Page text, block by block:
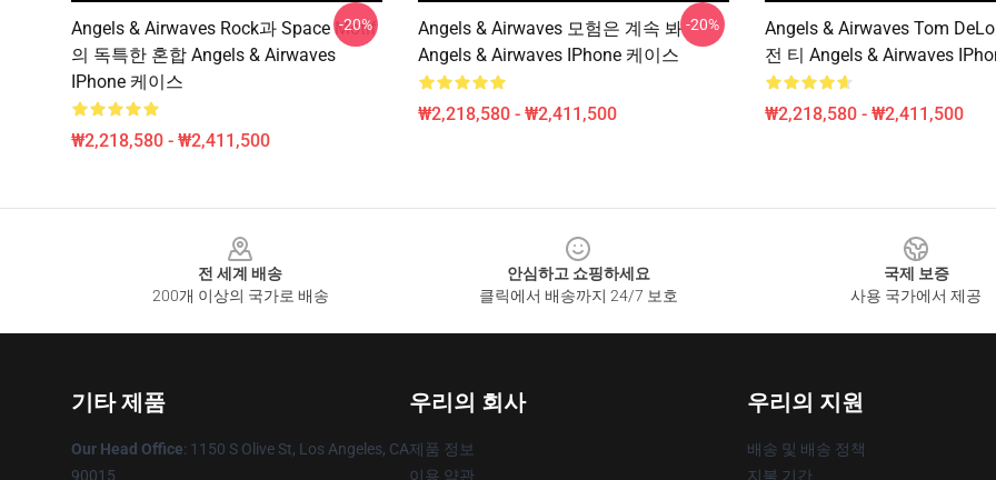
Angels & Airwaves Rock과 Space Motif
의 독특한 혼합 Angels & Airwaves
IPhone 케이스
₩2,218,580 - ₩2,411,500
-20%
Angels & Airwaves 모험은 계속 봐
Angels & Airwaves IPhone 케이스
₩2,218,580 - ₩2,411,500
-20%
Angels & Airwaves Tom
전 티 Angels & Airwaves
₩2,218,580 - ₩2,411,500
전 세계 배송
200개 이상의 국가로 배송
안심하고 쇼핑하세요
클릭에서 배송까지 24/7 보호
국제 보증
사용 국가에서 제공
기타 제품
Our Head Office: 1150 S Olive St, Los Angeles, CA
90015
우리의 회사
제품 정보
이용 약관
우리의 지원
배송 및 배송 정책
지불 기간